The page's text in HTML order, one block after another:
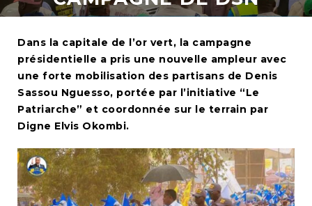
Dans la capitale de l’or vert, la campagne
présidentielle a pris une nouvelle ampleur avec
une forte mobilisation des partisans de Denis
Sassou Nguesso, portée par l’initiative “Le
Patriarche” et coordonnée sur le terrain par
Digne Elvis Okombi.